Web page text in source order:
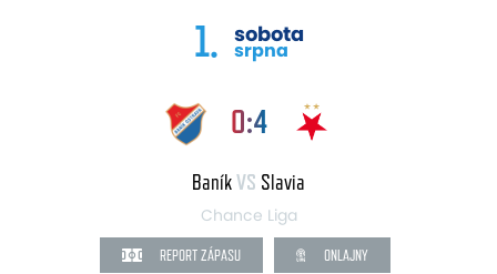
1. sobota
srpna
0:4
BaníkVS Slavia
Chance Liga
REPORT ZÁPASU ONLAJNY